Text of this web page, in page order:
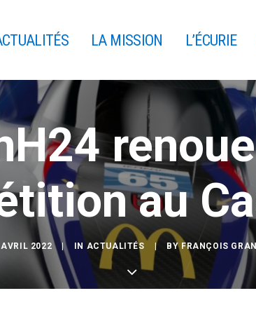
LA MISSION L’ÉCURIE
au
2022 | IN ACTUALITÉS | BY FRANÇOIS